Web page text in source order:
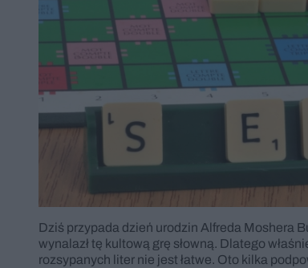
Dziś przypada dzień urodzin Alfreda Moshera
wynalazł tę kultową grę słowną. Dlatego
rozsypanych liter nie jest łatwe. Oto kilka